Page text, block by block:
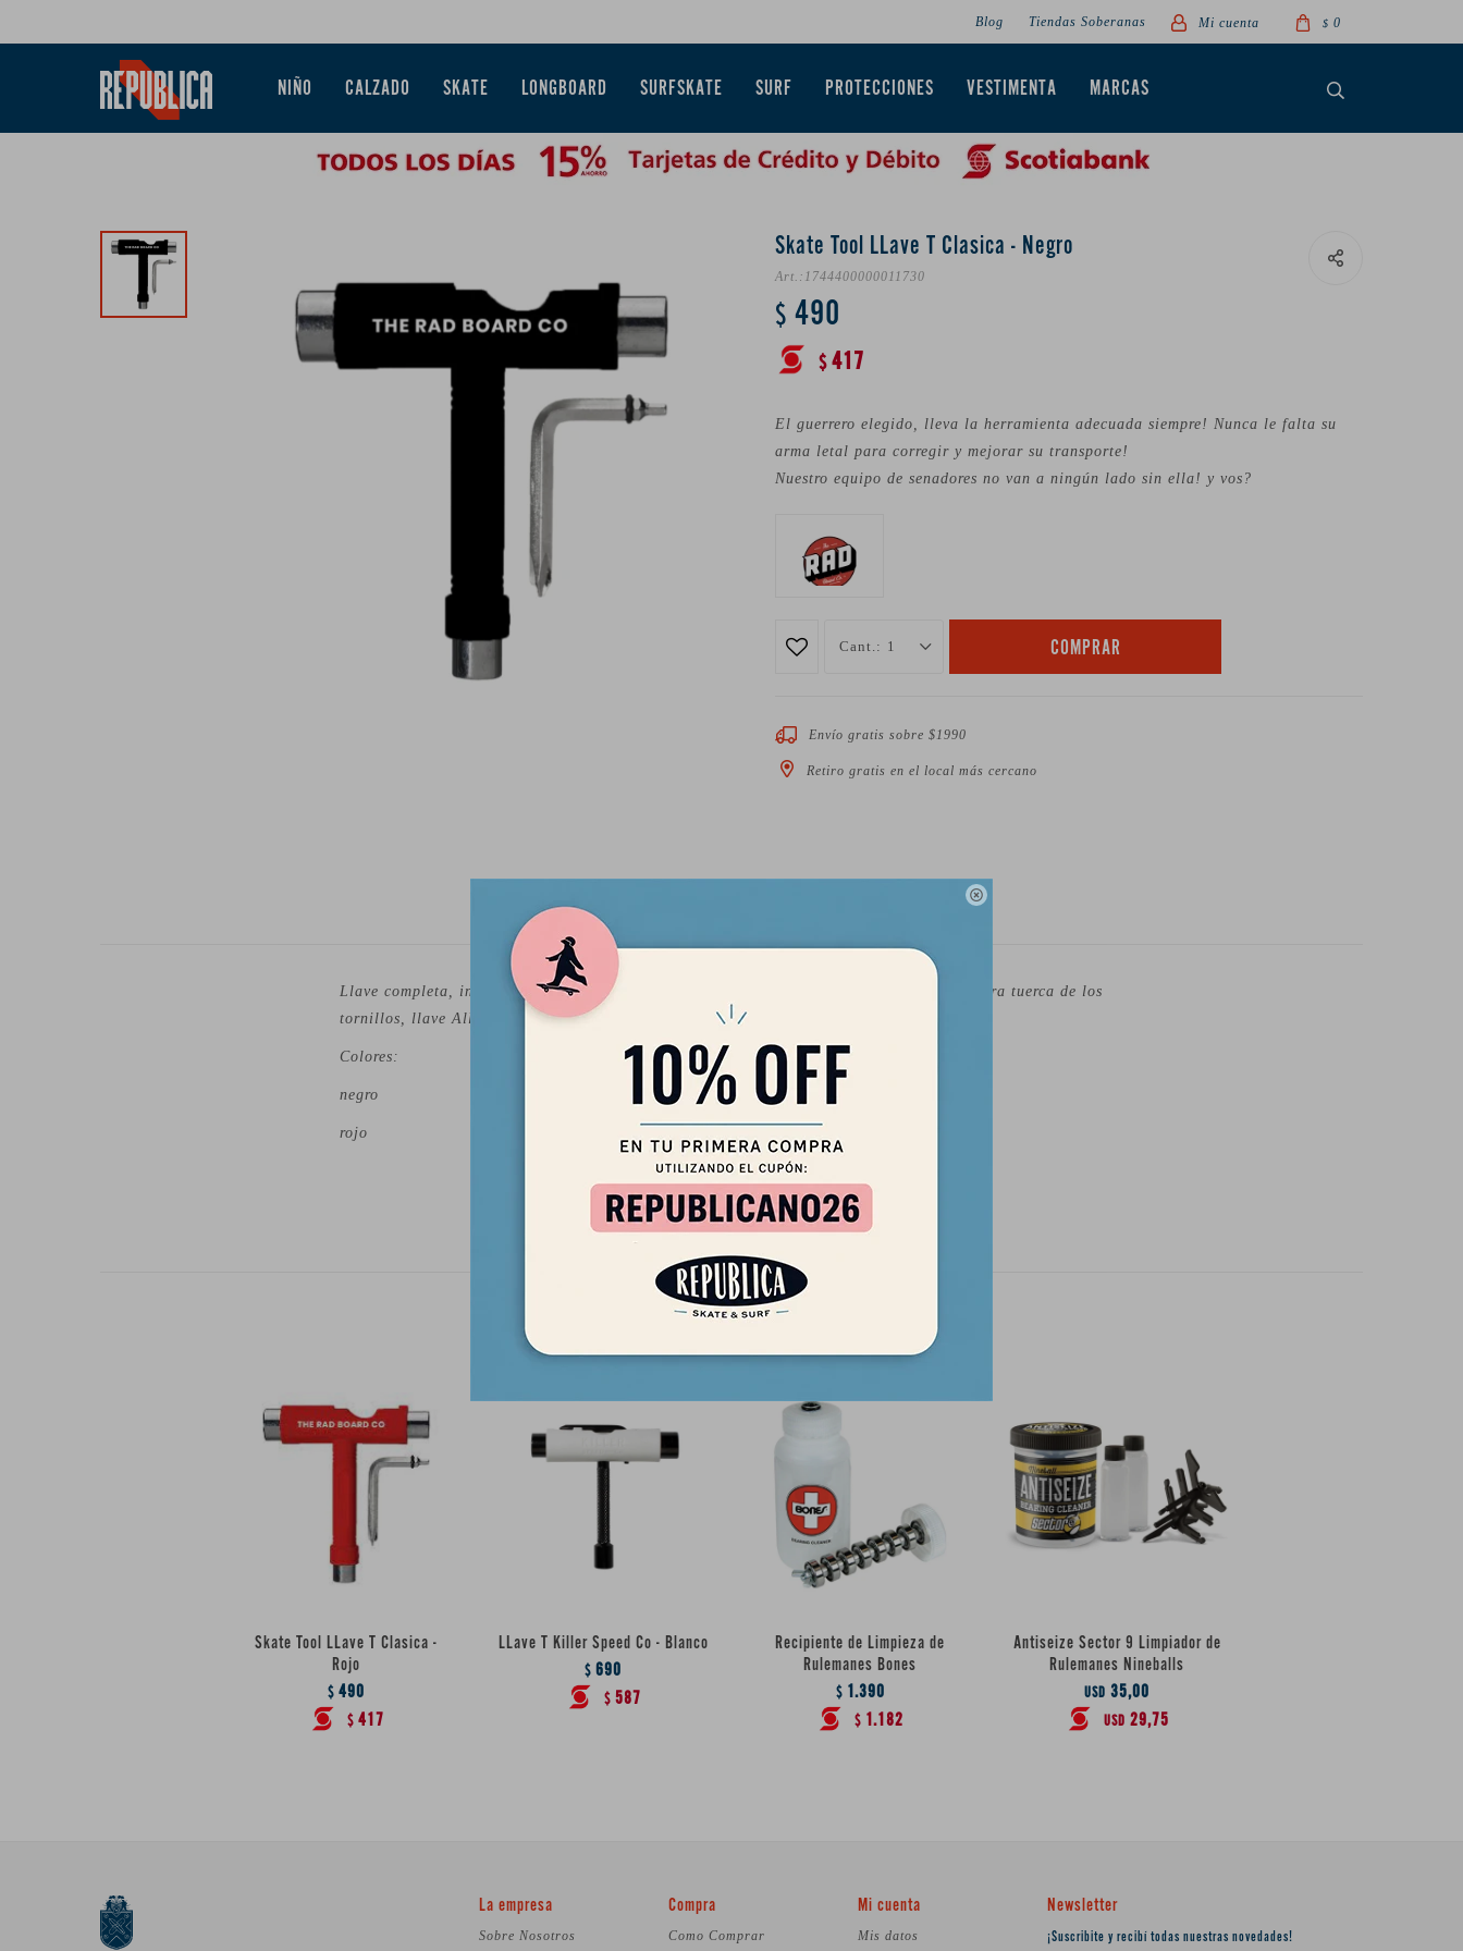

NIÑO CALZADO SKATE LONGBOARD SURFSKATE SURF PROTECCIONES VESTIMENTA MARCAS
$ 0
Blog Tiendas Soberanas
Skate Tool LLave T Clasica - Negro
1744400000011730
$ 490
$417
El guerrero elegido, lleva la herramienta adecuada siempre! Nunca le falta su
arma letal para corregir y mejorar su transporte!
Nuestro equipo de senadores no van a ningún lado sin ella! y vos?
1 COMPRAR
Envío gratis sobre $1990
Retiro gratis en el local más cercano
Llave completa, incluye llave para tuerca del Kingpin, llave para tuerca del axle, llave para tuerca de los
tornillos, llave Allen y Philips. Es fácil de usar y llevar!
Colores:
negro
rojo
Productos que te pueden interesar
Skate Tool LLave T Clasica -
Rojo
$ 490
$ 417
LLave T Killer Speed Co - Blanco
$ 690
$ 587
Recipiente de Limpieza de
Rulemanes Bones
$ 1.390
$ 1.182
Antiseize Sector 9 Limpiador de
Rulemanes Nineballs
USD 35,00
USD 29,75
La empresa
Sobre Nosotros
Compra
Como Comprar
Mi cuenta
Mis datos
Newsletter
¡Suscribite y recibí todas nuestras novedades!